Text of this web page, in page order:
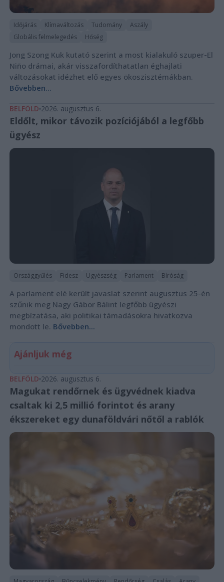
Időjárás Klímaváltozás Tudomány
Aszály
Globális felmelegedés
Hőség
Jong Szong Kuk kutató szerint a most kialakuló szuper-El
Niño drámai, akár visszafordíthatatlan éghajlati
változásokat idézhet elő egyes ökoszisztémákban.
Bővebben...
BELFÖLD 2026. augusztus 6.
Eldőlt, mikor távozik pozíciójából a legfőbb
ügyész
Országgyűlés Fidesz Ügyészség Parlament Bíróság
A parlament elé került javaslat szerint augusztus 25-én
szűnik meg Nagy Gábor Bálint legfőbb ügyészi
megbízatása, aki politikai támadásokra hivatkozva
mondott le. Bővebben...
Ajánljuk még
BELFÖLD 2026. augusztus 6.
Magukat rendőrnek és ügyvédnek kiadva
csaltak ki 2,5 millió forintot és arany
ékszereket egy dunaföldvári nőtől a rablók